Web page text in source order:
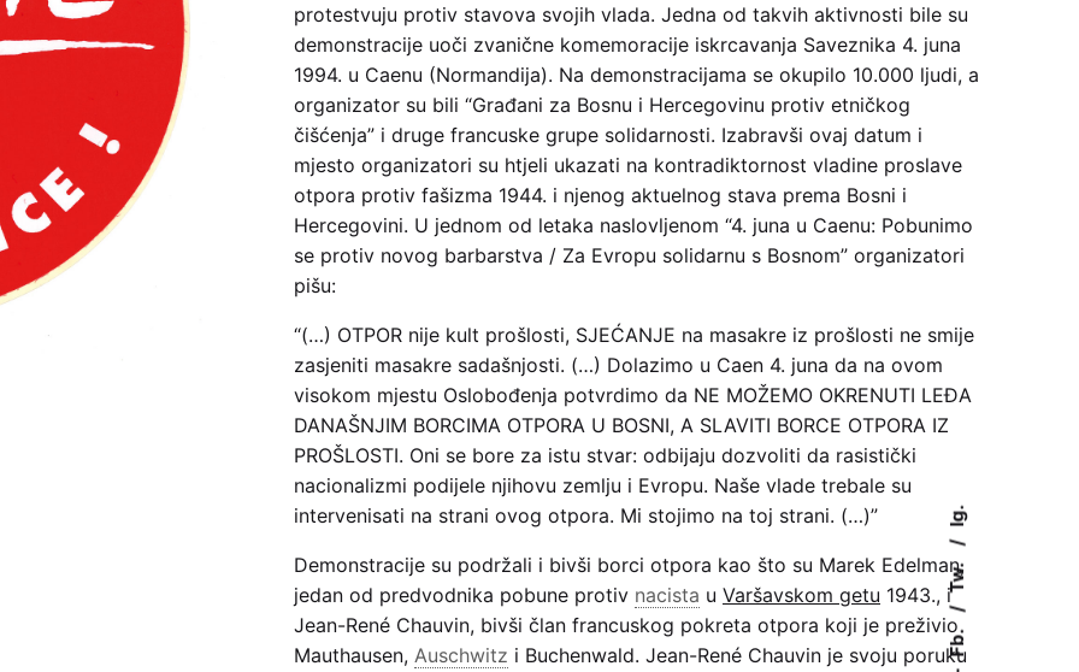
Fb.
Tw.
Ig.
protestvuju protiv stavova svojih vlada. Jedna od takvih aktivnosti bile su
demonstracije uoči zvanične komemoracije iskrcavanja Saveznika 4. juna
1994. u Caenu (Normandija). Na demonstracijama se okupilo 10.000 ljudi, a
organizator su bili “Građani za Bosnu i Hercegovinu protiv etničkog
čišćenja” i druge francuske grupe solidarnosti. Izabravši ovaj datum i
mjesto organizatori su htjeli ukazati na kontradiktornost vladine proslave
otpora protiv fašizma 1944. i njenog aktuelnog stava prema Bosni i
Hercegovini. U jednom od letaka naslovljenom “4. juna u Caenu: Pobunimo
se protiv novog barbarstva / Za Evropu solidarnu s Bosnom” organizatori
pišu:
“(…) OTPOR nije kult prošlosti, SJEĆANJE na masakre iz prošlosti ne smije
zasjeniti masakre sadašnjosti. (…) Dolazimo u Caen 4. juna da na ovom
visokom mjestu Oslobođenja potvrdimo da NE MOŽEMO OKRENUTI LEĐA
DANAŠNJIM BORCIMA OTPORA U BOSNI, A SLAVITI BORCE OTPORA IZ
PROŠLOSTI. Oni se bore za istu stvar: odbijaju dozvoliti da rasistički
nacionalizmi podijele njihovu zemlju i Evropu. Naše vlade trebale su
intervenisati na strani ovog otpora. Mi stojimo na toj strani. (…)”
Demonstracije su podržali i bivši borci otpora kao što su Marek Edelman,
jedan od predvodnika pobune protiv nacista u Varšavskom getu 1943., i
Jean-René Chauvin, bivši član francuskog pokreta otpora koji je preživio
Mauthausen, Auschwitz i Buchenwald. Jean-René Chauvin je svoju poruku